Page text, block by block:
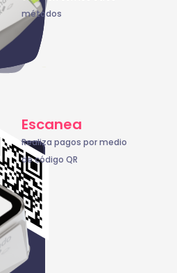
métodos
Escanea
Realiza pagos por medio
de código QR